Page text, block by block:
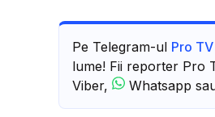
Pe Telegram-ul Pro
lume! Fii reporter Pro
Viber,
Whatsapp